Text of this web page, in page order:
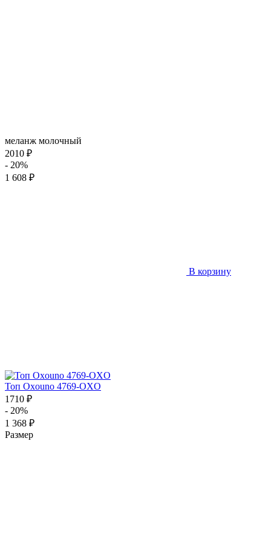
меланж молочный
2010 ₽
- 20%
1 608 ₽
В корзину
Топ Oxouno 4769-OXO
1710 ₽
- 20%
1 368 ₽
Размер